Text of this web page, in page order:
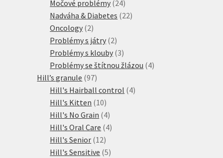
produktů
Močové problémy 2424
produktů
Nadváha & Diabetes 2222
Oncology 22
produkty
Problémy s játry 22
produkty
Problémy s klouby 33
produkty
Problémy se štítnou žlázou 44
Hill’s granule 9797
produktů
Hill's Hairball control 44
Hill's Kitten 1010
produktů
Hill's No Grain 44
produkty
Hill's Oral Care 44
Hill's Senior 1212
produktů
Hill's Sensitive 55